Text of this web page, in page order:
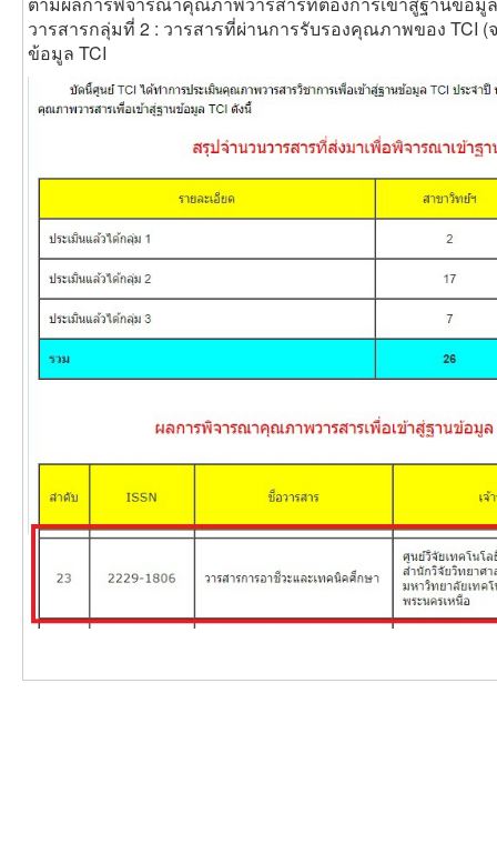
วิทยานิพนธ์ปริญญาครุศาสตรมหาบัณฑิต สาขาวิชา
โสตทัศนศึกษา, จุฬาลงกรณ์มหาวิทยาลัย.
[8] Johnson, K.. McHugo, C. and Hall. T.
using Technology Enhanced Learning
(TEL)and m-Learning delivery technologies
(Online)http://wwwascilite.org.au/conferences
/ sydney06/procceding/pdf papers/p?3.pdf. 3 July 2018.
[9] ภคชาติ พุทธิปกรณ์. (2550). “การพัฒนาบทเรียน
คอมพิวเตอร์มัลติมีเดีย เรื่อง การออกแบบกราฟิก
สำหรับนักเรียน ช่วงชั้นที่4.” สารนิพนธ์ปริญญา
มหาบัณฑิต สาขาเทคโนโลยีการศึกษา บัณฑิต
วิทยาลัย มหาวิทยาลัย ศรีนครินทรวิโรฒ
สำหรับการออกแบบกราฟิก. นวัตกรรมการเรียนรู้
สาขาวิชาการพัฒนารูปแบบการฝึกอบรม, ม
ธนบุรี.
[11] ภัทรา วยาจุต. (2550).ผลการเรียนแบบผสมผสาน
เรียนของนิสิตระดับปริญญาบัญฑิตจุฬาลงกรณ์
วารสารกลุ่มที่ 2 : วารสารที่ผ่านการรับรองคุณภาพของ TCI
ข้อมูล TCI